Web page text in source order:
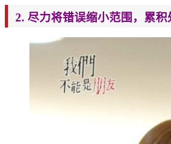
2. 尽力将错误缩小范围，累